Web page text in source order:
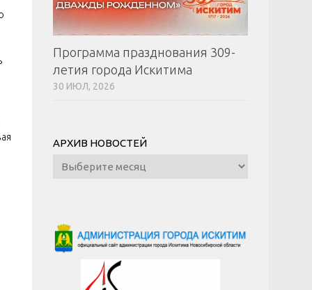
Программа празднования 309-
летия города Искитима
30 ИЮЛ, 2026
АРХИВ НОВОСТЕЙ
Архив
новостей